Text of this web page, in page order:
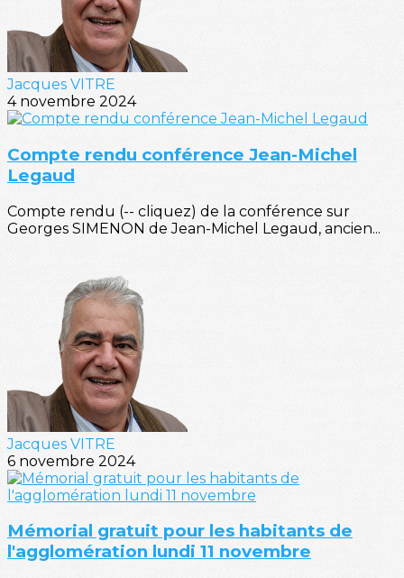
Jacques VITRE
4 novembre 2024
Compte rendu conférence Jean-Michel
Legaud
Compte rendu (-- cliquez) de la conférence sur
Georges SIMENON de Jean-Michel Legaud, ancien...
Jacques VITRE
6 novembre 2024
Mémorial gratuit pour les habitants de
l'agglomération lundi 11 novembre